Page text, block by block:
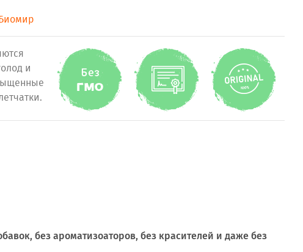
и
без ароматизоаторов, без красителей и даже без